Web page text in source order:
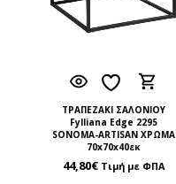
ΤΡΑΠΕΖΑΚΙ ΣΑΛΟΝΙΟΥ
Fylliana Edge 2295
SONOMA-ARTISAN ΧΡΩΜΑ
70x70x40εκ
44,80€ Τιμή με ΦΠΑ